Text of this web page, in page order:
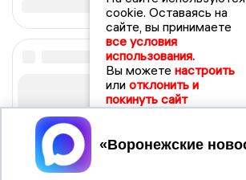
cookie. Оставаясь на
сайте, вы принимаете
все условия
использования.
Вы можете настроить
или отклонить и
покинуть сайт
Принять